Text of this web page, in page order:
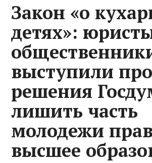
Закон «о
детях»:
выступили
решения
лишить часть
молодежи
высшее